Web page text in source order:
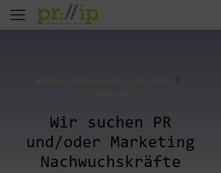
Wir suchen PR
und/oder Marketing
Nachwuchskräfte